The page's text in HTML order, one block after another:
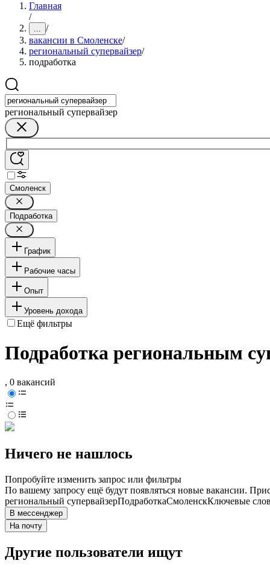
Главная
/
... /
вакансии в Смоленске/
региональный супервайзер/
подработка
региональный супервайзер
Смоленск
Подработка
График
Рабочие часы
Опыт
Уровень дохода
Ещё фильтры
Подработка региональным
, 0 вакансий
Ничего не нашлось
Попробуйте изменить запрос или фильтры
По вашему запросу ещё будут появляться новые вакансии.
региональный супервайзерПодработкаСмоленскКлючевые
В мессенджер
На почту
Другие пользователи ищут